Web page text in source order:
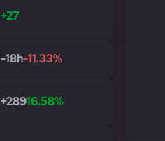
+27
-18h-11.33%
+28916.58%